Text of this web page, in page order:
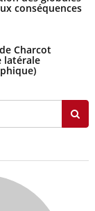
chaud
le
conséquences
Charcot
latérale